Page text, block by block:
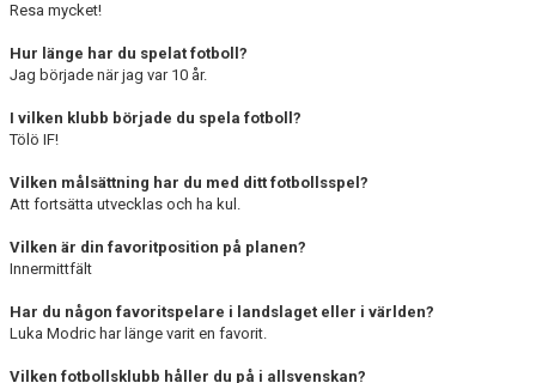
Resa mycket!
Hur länge har du spelat fotboll?
Jag började när jag var 10 år.
I vilken klubb började du spela fotboll?
Tölö IF!
Vilken målsättning har du med ditt fotbollsspel?
Att fortsätta utvecklas och ha kul.
Vilken är din favoritposition på planen?
Innermittfält
Har du någon favoritspelare i landslaget eller i världen?
Luka Modric har länge varit en favorit.
Vilken fotbollsklubb håller du på i allsvenskan?